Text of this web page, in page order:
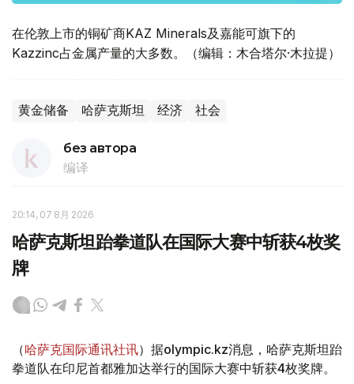
在伦敦上市的铜矿商KAZ Minerals及嘉能可旗下的
Kazzinc占金属产量的大多数。（编辑：木合塔尔·木拉提）
黄金储备 哈萨克斯坦 经济 社会
без автора
编译
20:14, 07 8月 2026
哈萨克斯坦跆拳道队在国际大赛中斩获4枚奖
牌
（哈萨克国际通讯社讯）据olympic.kz消息，哈萨克斯坦跆
拳道队在印尼首都雅加达举行的国际大赛中斩获4枚奖牌。